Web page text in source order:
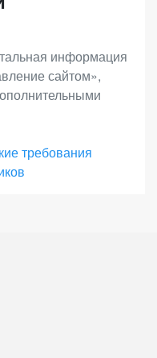
использовать
с максимальной
и крупных
и
выстраивать
присутствия с
и
для работы онлайн-
информация
сайтом»,
требования